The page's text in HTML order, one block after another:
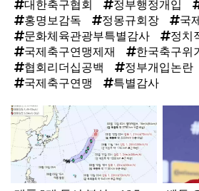
대한축구협회
정부행정개입
홍명보감독
정몽규회장
국
문화체육관광부특별감사
정치
국제축구연맹제재
한국축구위기
협회리더십공백
정부개입논란
국제축구연맹
특별감사
탑
라